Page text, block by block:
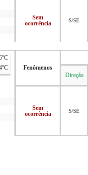
Sem
ocorrência
S/SE
Fenômenos
Direção
Sem
ocorrência
S/SE